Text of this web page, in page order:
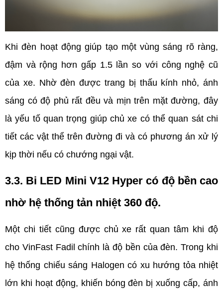
Khi đèn hoạt động giúp tạo một vùng sáng rõ ràng,
đậm và rộng hơn gấp 1.5 lần so với công nghệ cũ
của xe. Nhờ đèn được trang bị thấu kính nhỏ, ánh
sáng có độ phủ rất đều và mịn trên mặt đường, đây
là yếu tố quan trọng giúp chủ xe có thể quan sát chi
tiết các vật thể trên đường đi và có phương án xử lý
kịp thời nếu có chướng ngại vật.
3.3. Bi LED Mini V12 Hyper có độ bền cao
nhờ hệ thống tản nhiệt 360 độ.
Một chi tiết cũng được chủ xe rất quan tâm khi độ
cho VinFast Fadil chính là độ bền của đèn. Trong khi
hệ thống chiếu sáng Halogen có xu hướng tỏa nhiệt
lớn khi hoạt động, khiến bóng đèn bị xuống cấp, ánh